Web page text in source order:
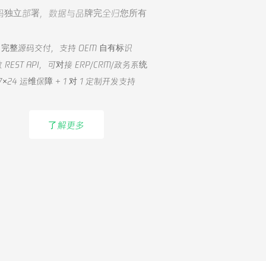
独立部署，数据与品牌完全归您所有
完整源码交付，支持 OEM 自有标识
REST API，可对接 ERP/CRM/政务系统
运维保障 + 1 对 1 定制开发支持
了解更多